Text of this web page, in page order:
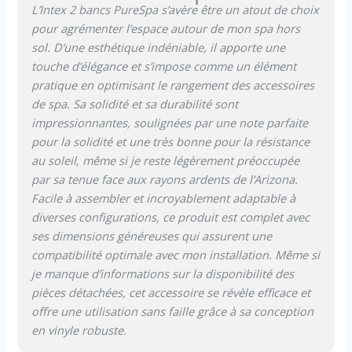
aux UV pour une résistance
et une durabilité durables ;
poids léger et robuste :
matériau PP avec inhibiteurs
d'UV
L’Intex 2 bancs PureSpa s’avère être un atout de choix
pour agrémenter l’espace autour de mon spa hors
sol. D’une esthétique indéniable, il apporte une
touche d’élégance et s’impose comme un élément
pratique en optimisant le rangement des accessoires
de spa. Sa solidité et sa durabilité sont
impressionnantes, soulignées par une note parfaite
pour la solidité et une très bonne pour la résistance
au soleil, même si je reste légèrement préoccupée
par sa tenue face aux rayons ardents de l’Arizona.
Facile à assembler et incroyablement adaptable à
diverses configurations, ce produit est complet avec
ses dimensions généreuses qui assurent une
compatibilité optimale avec mon installation. Même si
je manque d’informations sur la disponibilité des
pièces détachées, cet accessoire se révèle efficace et
offre une utilisation sans faille grâce à sa conception
en vinyle robuste.